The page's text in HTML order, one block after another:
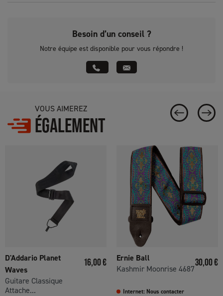
Besoin d’un conseil ?
Notre équipe est disponible pour vous répondre !
VOUS AIMEREZ
ÉGALEMENT
D'Addario Planet
Waves
Guitare Classique
Attache...
Prix
16,00 €
Ernie Ball
Kashmir Moonrise 4687
Prix
30,00 €
Internet: Nous contacter